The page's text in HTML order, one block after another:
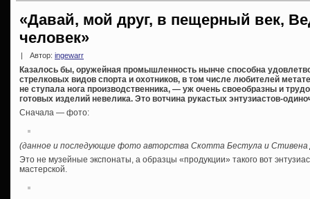
«Давай, мой друг, в пещерный век,
человек»
Автор: ingewarr
Казалось бы, оружейная промышленность нынче способна
стрелковых видов спорта и охотников, в том числе любителей
не ступала нога производственника, — уж очень своеобразны и
готовых изделий невелика. Это вотчина рукастых энтузиастов-
Сначала — фото:
(данное и последующие фото авторства Скотта Бестула и Стивена
Это не музейные экспонаты, а образцы «продукции» такого вот
мастерской.